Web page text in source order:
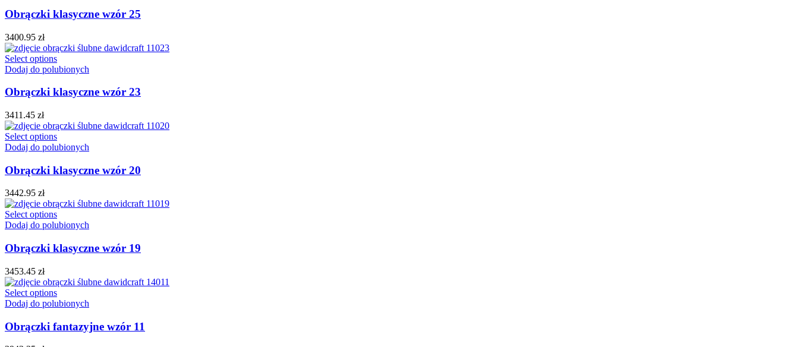
Obrączki klasyczne wzór 25
3400.95 zł
Select options
Dodaj do polubionych
Obrączki klasyczne wzór 23
3411.45 zł
Select options
Dodaj do polubionych
Obrączki klasyczne wzór 20
3442.95 zł
Select options
Dodaj do polubionych
Obrączki klasyczne wzór 19
3453.45 zł
Select options
Dodaj do polubionych
Obrączki fantazyjne wzór 11